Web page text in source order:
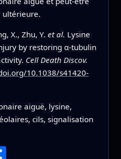
ultérieure.
X., Zhu, Y. et al. Lysine
by restoring α-tubulin
Cell Death Discov.
10.1038/s41420-
aiguë, lysine,
cils, signalisation
Partager